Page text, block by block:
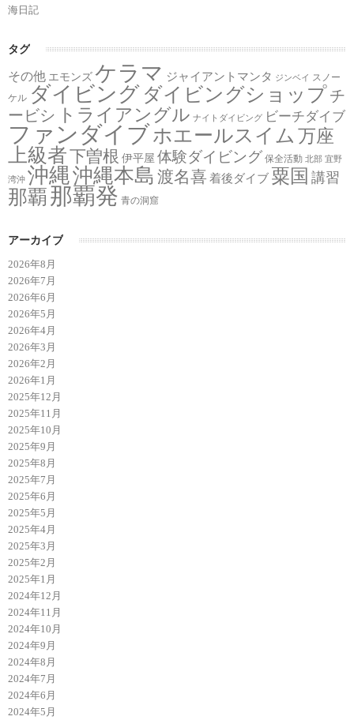
海日記
タグ
その他 エモンズ ケラマ ジャイアントマンタ ジンベイ
スノー
ケル ダイビング ダイビングショップチ
ービシ トライアングル ナイトダイビング ビーチダイブ
ファンダイブホエールスイム 万座
上級者下曽根 伊平屋 体験ダイビング 保全活動 北部 宜野
湾沖 沖縄沖縄本島 渡名喜 着後ダイブ 粟国 講習
那覇 那覇発 青の洞窟
アーカイブ
2026年8月
2026年7月
2026年6月
2026年5月
2026年4月
2026年3月
2026年2月
2026年1月
2025年12月
2025年11月
2025年10月
2025年9月
2025年8月
2025年7月
2025年6月
2025年5月
2025年4月
2025年3月
2025年2月
2025年1月
2024年12月
2024年11月
2024年10月
2024年9月
2024年8月
2024年7月
2024年6月
2024年5月